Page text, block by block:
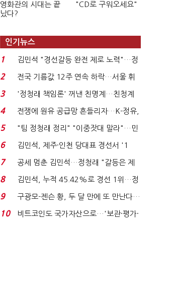
영화관의 시대는 끝
났다?
"CD로 구워오세요"
인기뉴스
1
김민석 "경선갈등 완전 제로 노력"…정
청래 "반명 공세 사...
2
전국 기름값 12주 연속 하락…서울 휘
발윳값 1909원...
3
'정청래 책임론' 꺼낸 친명계…친청계
는 추가투표 때리기...
4
전쟁에 원유 공급망 흔들리자…K-정유,
에너지안보 핵심...
5
"팀 정청래 정리" "이중잣대 말라"…민
주 최고위원 계파 다...
6
김민석, 제주·인천 당대표 경선서 '1
위'(1보)...
7
공세 멈춘 김민석…정청래 "갈등은 제
가 수습"
8
김민석, 누적 45.42%로 경선 1위…정
청래와 격차 0.86%p(...
9
구광모-젠슨 황, 두 달 만에 또 만난다…
로봇·AI 등 논...
10
비트코인도 국가자산으로…'보관·평가·